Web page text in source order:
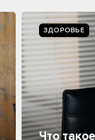
ЗДОРОВЬЕ
Что